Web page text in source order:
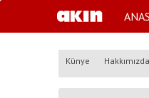
Künye Hakkımızda